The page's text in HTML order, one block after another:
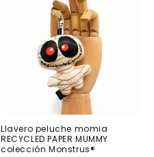
Llavero peluche momia
RECYCLED PAPER MUMMY
colección Monstrus®